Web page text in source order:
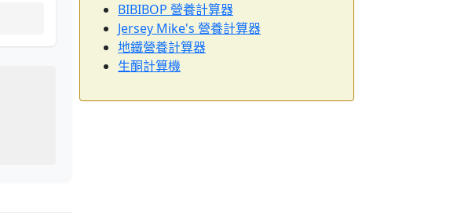
BIBIBOP 營養計算器
Jersey Mike's 營養計算器
地鐵營養計算器
生酮計算機